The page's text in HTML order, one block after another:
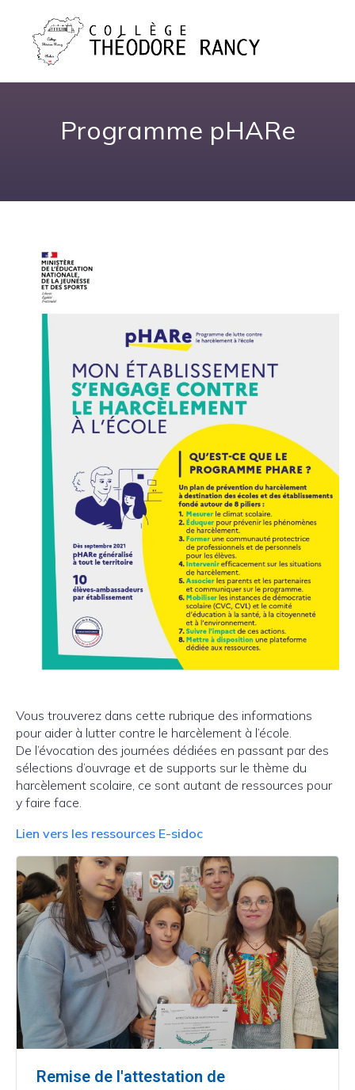
Programme pHARe
Vous trouverez dans cette rubrique des informations
pour aider à lutter contre le harcèlement à l’école.
De l’évocation des journées dédiées en passant par des
sélections d’ouvrage et de supports sur le thème du
harcèlement scolaire, ce sont autant de ressources pour
y faire face.
Lien vers les ressources E-sidoc
Remise de l'attestation de